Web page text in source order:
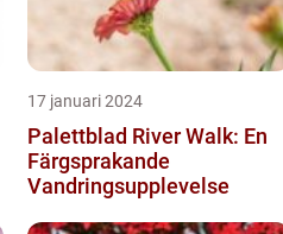
17 januari 2024
Palettblad River Walk: En
Färgsprakande
Vandringsupplevelse